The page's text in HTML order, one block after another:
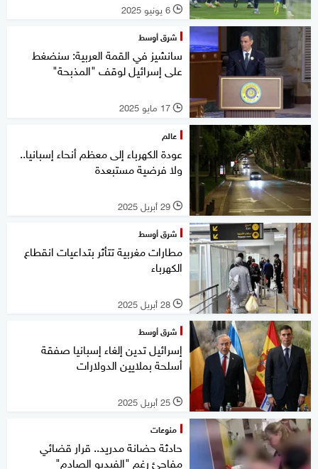
l 6 يونيو 2025
شرق أوسط
سانشيز في القمة العربية: سنضغط
على إسرائيل لوقف "المذبحة"
l 17 مايو 2025
عالم
عودة الكهرباء إلى معظم أنحاء إسبانيا..
ولا فرضية مستبعدة
l 29 أبريل 2025
شرق أوسط
مطارات مغربية تتأثر بتداعيات انقطاع
الكهرباء
l 28 أبريل 2025
شرق أوسط
إسرائيل تدين إلغاء إسبانيا صفقة
أسلحة بملايين الدولارات
l 25 أبريل 2025
منوعات
حادثة حضانة مدريد.. قرار قضائي
مفاجئ رغم "الفيديو الصادم"